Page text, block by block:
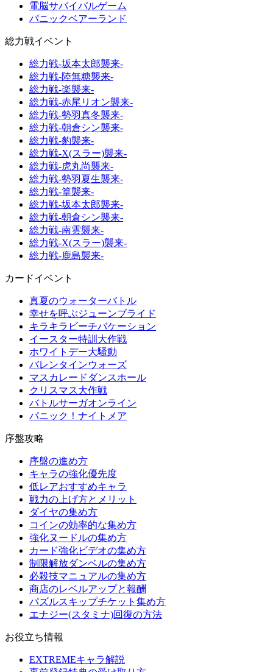
電脳サバイバルゲーム
パニックベアーランド
総力戦イベント
総力戦-坂本太郎襲来-
総力戦-陸無糖襲来-
総力戦-楽襲来-
総力戦-赤尾リオン襲来-
総力戦-勢羽真冬襲来-
総力戦-朝倉シン襲来-
総力戦-豹襲来-
総力戦-X(スラー)襲来-
総力戦-虎丸尚襲来-
総力戦-勢羽夏生襲来-
総力戦-篁襲来-
総力戦-坂本太郎襲来-
総力戦-朝倉シン襲来-
総力戦-南雲襲来-
総力戦-X(スラー)襲来-
総力戦-鹿島襲来-
カードイベント
真夏のウォーターバトル
幸せを呼ぶジューンブライド
キラキラビーチバケーション
イースター特訓大作戦
ホワイトデー大騒動
バレンタインウォーズ
マスカレードダンスホール
クリスマス大作戦
バトルサーガオンライン
パニック！ナイトメア
序盤攻略
序盤の進め方
キャラの強化優先度
低レアおすすめキャラ
戦力の上げ方とメリット
ダイヤの集め方
コインの効率的な集め方
強化ヌードルの集め方
カード強化ビデオの集め方
制限解放ダンベルの集め方
必殺技マニュアルの集め方
商店のレベルアップと報酬
パズルスキップチケット集め方
エナジー(スタミナ)回復の方法
お役立ち情報
EXTREMEキャラ解説